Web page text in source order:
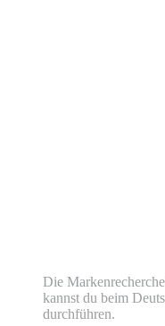
Die
kannst du beim
durchführen.